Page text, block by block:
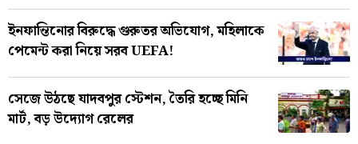
ইনফান্তিনোর বিরুদ্ধে গুরুতর অভিযোগ, মহিলাকে
পেমেন্ট করা নিয়ে সরব UEFA!
সেজে উঠছে যাদবপুর স্টেশন, তৈরি হচ্ছে মিনি
মার্ট, বড় উদ্যোগ রেলের